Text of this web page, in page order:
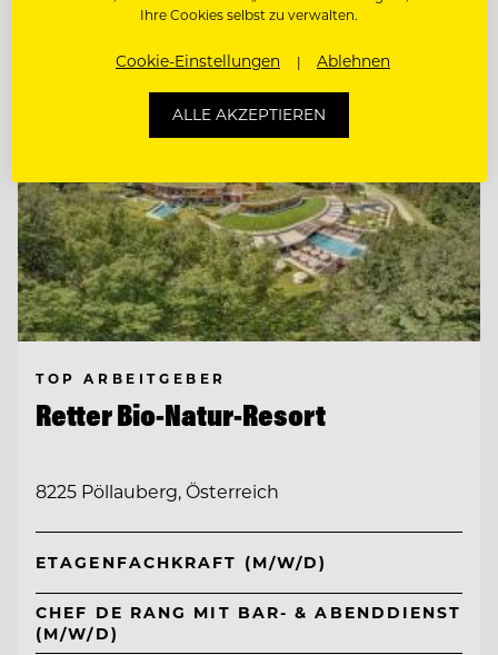
TOP ARBEITGEBER
Retter Bio-Natur-Resort
8225 Pöllauberg, Österreich
ETAGENFACHKRAFT (M/W/D)
CHEF DE RANG MIT BAR- & ABENDDIENST
(M/W/D)
Ihre Cookies selbst zu verwalten.
Cookie-Einstellungen Ablehnen
ALLE AKZEPTIEREN